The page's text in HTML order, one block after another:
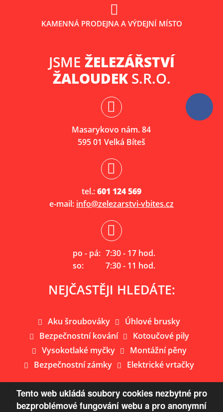
KAMENNÁ PRODEJNA A VÝDEJNÍ MÍSTO
JSME ŽELEZÁŘSTVÍ
ŽALOUDEKS.R.O.
Masarykovo nám. 84
595 01 Velká Bíteš
tel.:601 124 569
e-mail: info@zelezarstvi-vbites.cz
po - pá: 7:30 - 17 hod.
so:
7:30 - 11 hod.
NEJČASTĚJI HLEDÁTE:
Aku šroubováky
Úhlové brusky
Bezpečnostní kování
Kotoučové pily
Vysokotlaké myčky
Montážní pěny
Bezpečnostní zámky
Elektrické vrtačky
Tento web ukládá soubory cookies nezbytné pro
bezproblémové fungování webu a pro anonymní